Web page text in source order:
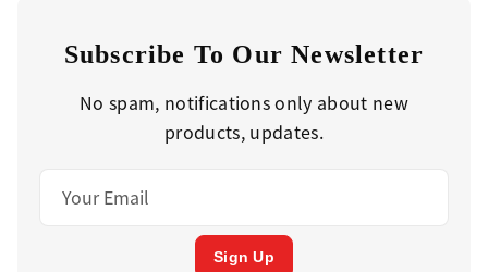
Subscribe To Our Newsletter
No spam, notifications only about new
products, updates.
Sign Up